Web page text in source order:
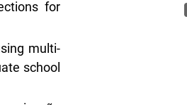
for
multi-
school